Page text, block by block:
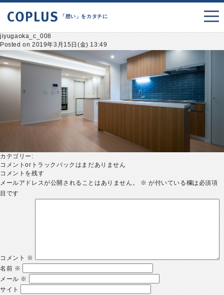
「想い」をカタチに
jiyugaoka_c_008
Posted on 2019年3月15日(金) 13:49
カテゴリー:
コメントorトラックバックはまだありません
コメントを残す
メールアドレスが公開されることはありません。
※ が付いている欄は必須項
目です
コメント ※
名前 ※
メール ※
サイト